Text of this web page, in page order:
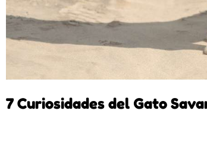
7 Curiosidades del Gato